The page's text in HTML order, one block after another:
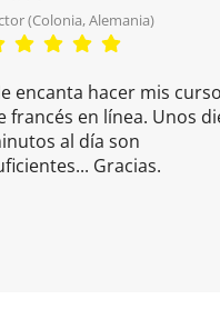
(Colonia, Alemania)
encanta hacer mis
francés en línea. Unos
al día son
Gracias.